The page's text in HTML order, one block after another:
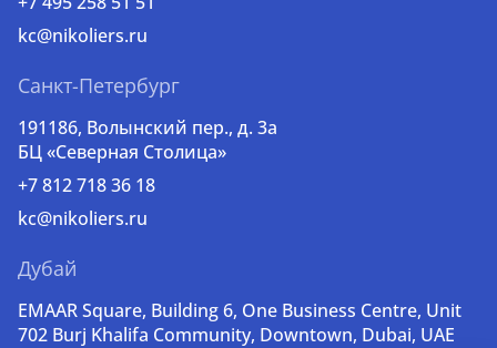
kc@nikoliers.ru
Санкт-Петербург
191186, Волынский пер., д. 3a
БЦ «Северная Столица»
+7 812 718 36 18
kc@nikoliers.ru
Дубай
EMAAR Square, Building 6, One Business Centre, Unit
702 Burj Khalifa Community, Downtown, Dubai, UAE